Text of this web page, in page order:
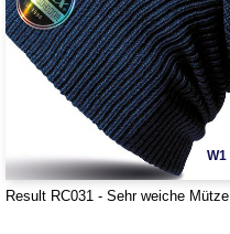
W1
Result RC031 - Sehr weiche Mütze